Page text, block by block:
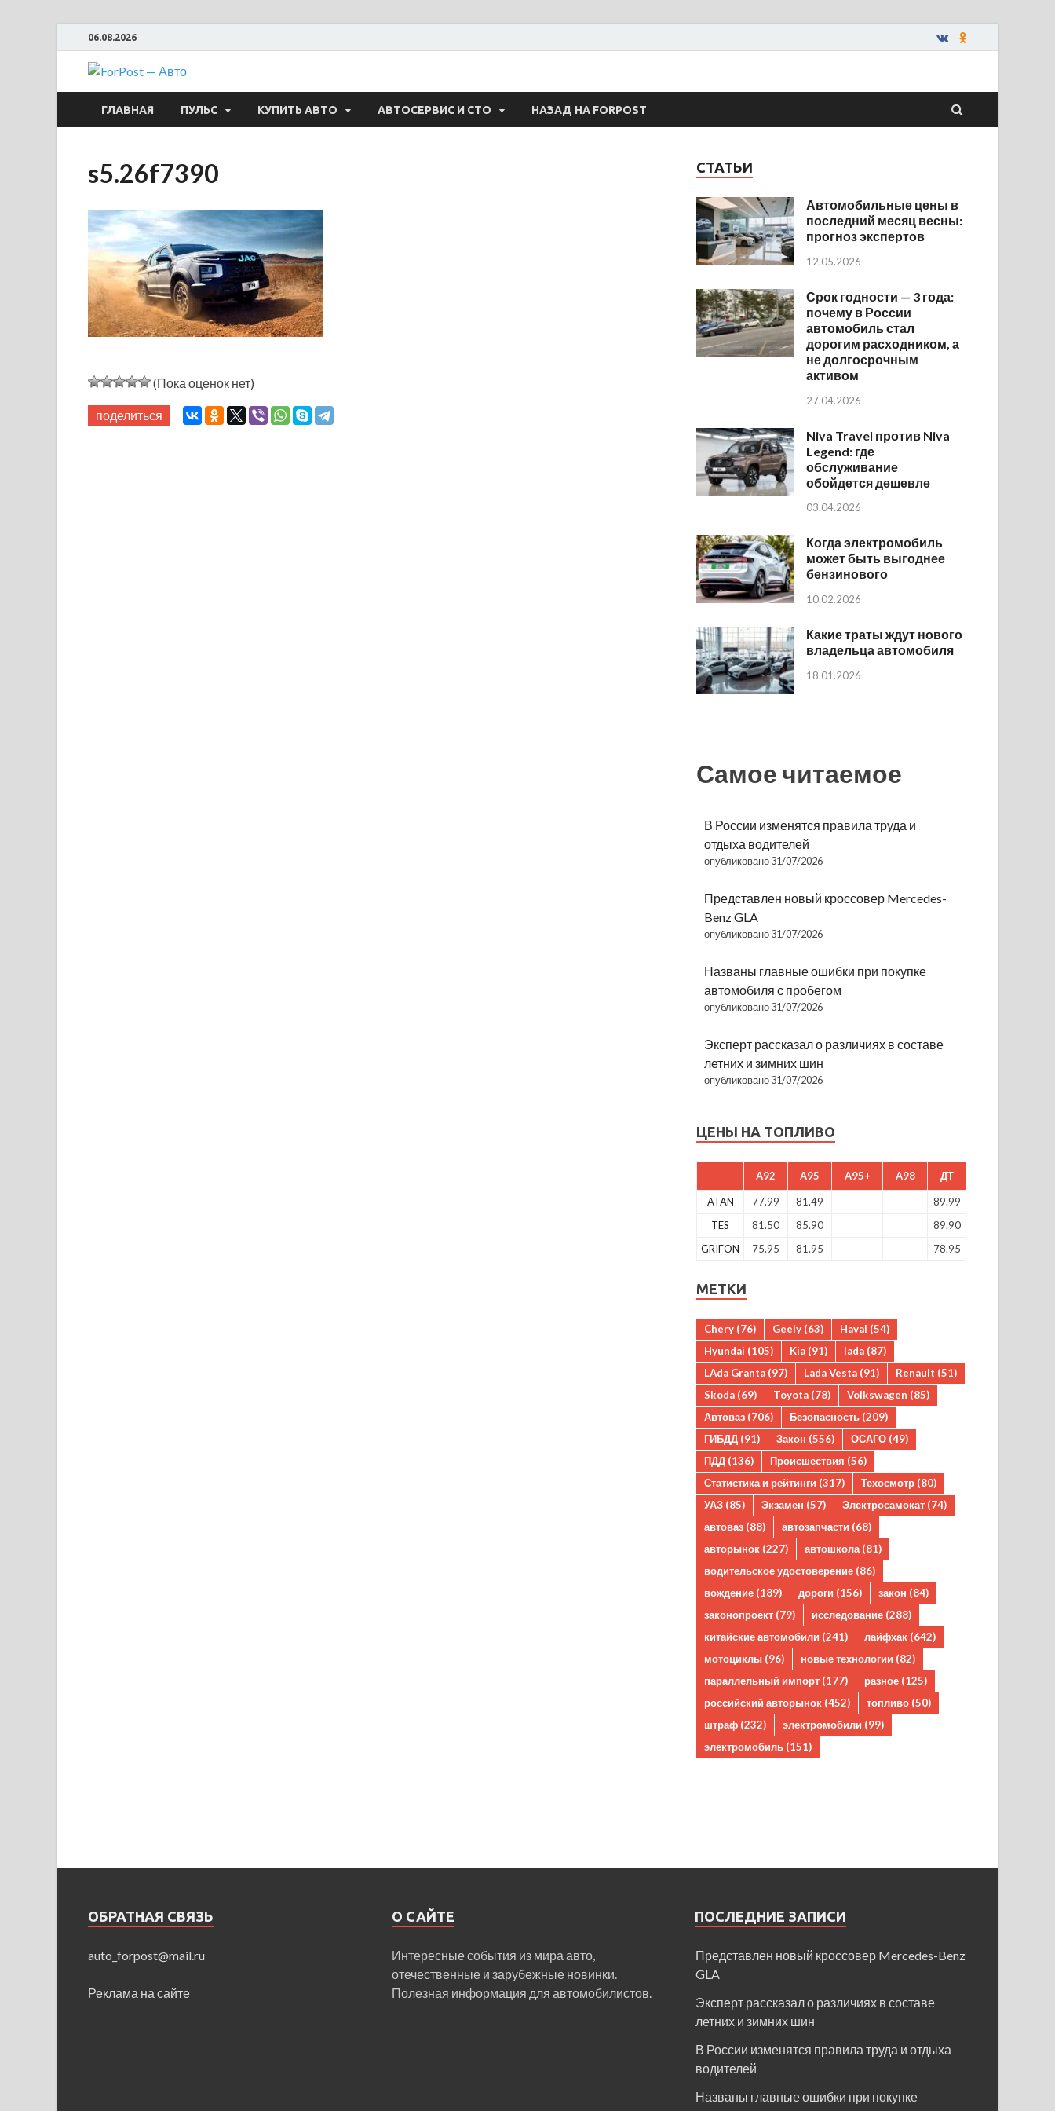
06.08.2026
ForPost — Авто
ГЛАВНАЯ ПУЛЬС КУПИТЬ АВТО АВТОСЕРВИС И СТО НАЗАД НА FORPOST
s5.26f7390
(Пока оценок нет)
поделиться
СТАТЬИ
Автомобильные цены в
последний месяц весны:
прогноз экспертов
12.05.2026
Срок годности — 3 года:
почему в России
автомобиль стал
дорогим расходником, а
не долгосрочным
активом
27.04.2026
Niva Travel против Niva
Legend: где
обслуживание
обойдется дешевле
03.04.2026
Когда электромобиль
может быть выгоднее
бензинового
10.02.2026
Какие траты ждут нового
владельца автомобиля
18.01.2026
Самое читаемое
В России изменятся правила труда и
отдыха водителей
опубликовано 31/07/2026
Представлен новый кроссовер Mercedes-
Benz GLA
опубликовано 31/07/2026
Названы главные ошибки при покупке
автомобиля с пробегом
опубликовано 31/07/2026
Эксперт рассказал о различиях в составе
летних и зимних шин
опубликовано 31/07/2026
ЦЕНЫ НА ТОПЛИВО
A92 A95 A95+ A98 ДТ
ATAN 77.99 81.49
89.99
TES
81.50 85.90
89.90
GRIFON
75.95 81.95 78.95
МЕТКИ
Chery (76) Geely (63) Haval (54)
Hyundai (105) Kia (91) lada (87)
LAda Granta (97) Lada Vesta (91) Renault (51)
Skoda (69) Toyota (78) Volkswagen (85)
Автоваз (706) Безопасность (209)
ГИБДД (91) Закон (556) ОСАГО (49)
ПДД (136) Происшествия (56)
Статистика и рейтинги (317) Техосмотр (80)
УАЗ (85) Экзамен (57) Электросамокат (74)
автоваз (88) автозапчасти (68)
авторынок (227) автошкола (81)
водительское удостоверение (86)
вождение (189) дороги (156) закон (84)
законопроект (79) исследование (288)
китайские автомобили (241) лайфхак (642)
мотоциклы (96) новые технологии (82)
параллельный импорт (177) разное (125)
российский авторынок (452) топливо (50)
штраф (232) электромобили (99)
электромобиль (151)
ОБРАТНАЯ СВЯЗЬ
auto_forpost@mail.ru
Реклама на сайте
О САЙТЕ
Интересные события из мира авто,
отечественные и зарубежные новинки.
Полезная информация для автомобилистов.
ПОСЛЕДНИЕ ЗАПИСИ
Представлен новый кроссовер Mercedes-Benz
GLA
Эксперт рассказал о различиях в составе
летних и зимних шин
В России изменятся правила труда и отдыха
водителей
Названы главные ошибки при покупке